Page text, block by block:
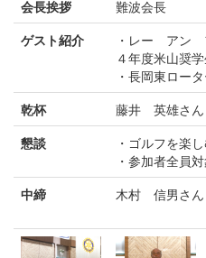
会長挨拶
難波会長
ゲスト紹介
・レー アン
４年度米山奨学
・長岡東ロー
乾杯
藤井 英雄さん
懇談
・ゴルフを楽
・参加者全員
中締
木村 信男さん